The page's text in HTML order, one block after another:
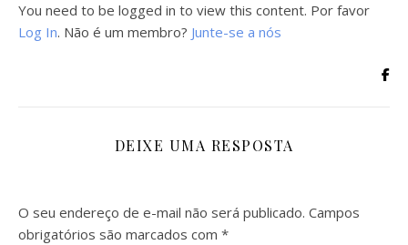
You need to be logged in to view this content. Por favor
Log In. Não é um membro? Junte-se a nós
DEIXE UMA RESPOSTA
O seu endereço de e-mail não será publicado. Campos
obrigatórios são marcados com *